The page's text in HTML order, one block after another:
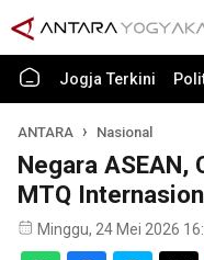
Jogja Terkini
ANTARA Nasional
Negara ASEAN,
MTQ
Minggu, 24 Mei 2026